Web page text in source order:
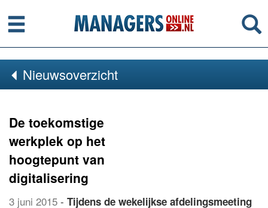
Menu
Nieuwsoverzicht
De toekomstige
werkplek op het
hoogtepunt van
digitalisering
3 juni 2015 - Tijdens de wekelijkse afdelingsmeeting